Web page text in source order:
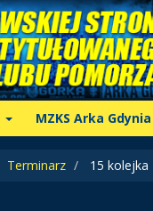
MZKS Arka Gdynia
Terminarz 15 kolejka